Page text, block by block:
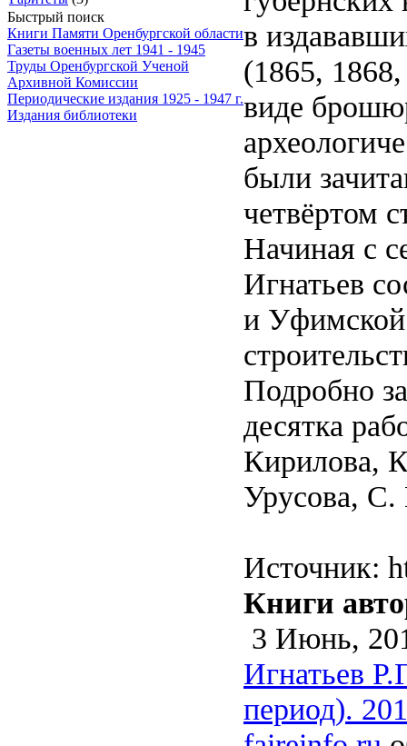
Быстрый поиск
Книги Памяти Оренбургской области
Газеты военных лет 1941 - 1945
Труды Оренбургской Ученой
Архивной Комиссии
Периодические издания 1925 - 1947 г.
Издания библиотеки
в
(1865,
виде
были
четвёртом
Начиная с
Игнатьев
и Уфимской
Подробно
десятка
Кирилова,
Урусова,
Источник:
Книги
3 Июнь,
Игнатьев
период).